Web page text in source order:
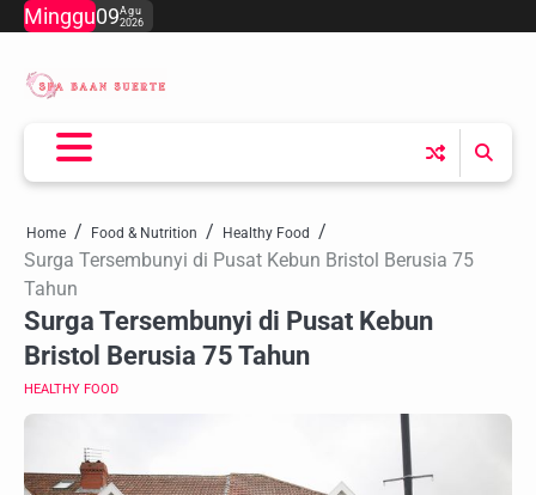
Skip
content
Minggu09Agu
2026
Home Food & Nutrition Healthy Food
Surga Tersembunyi di Pusat Kebun Bristol Berusia 75
Tahun
Surga Tersembunyi di Pusat Kebun
Bristol Berusia 75 Tahun
HEALTHY FOOD